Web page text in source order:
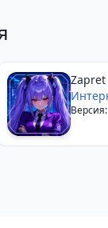
Zapret